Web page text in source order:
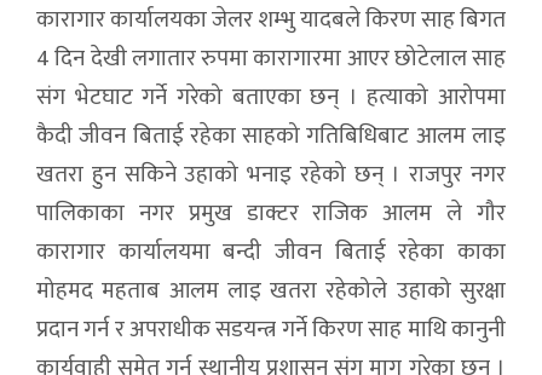
कारागार कार्यालयका जेलर शम्भु यादबले किरण साह बिगत
4 दिन देखी लगातार रुपमा कारागारमा आएर छोटेलाल साह
संग भेटघाट गर्ने गरेको बताएका छन् । हत्याको आरोपमा
कैदी जीवन बिताई रहेका साहको गतिबिधिबाट आलम लाइ
खतरा हुन सकिने उहाको भनाइ रहेको छन् । राजपुर नगर
पालिकाका नगर प्रमुख डाक्टर राजिक आलम ले गौर
कारागार कार्यालयमा बन्दी जीवन बिताई रहेका काका
मोहमद महताब आलम लाइ खतरा रहेकोले उहाको सुरक्षा
प्रदान गर्न र अपराधीक सडयन्त्र गर्ने किरण साह माथि कानुनी